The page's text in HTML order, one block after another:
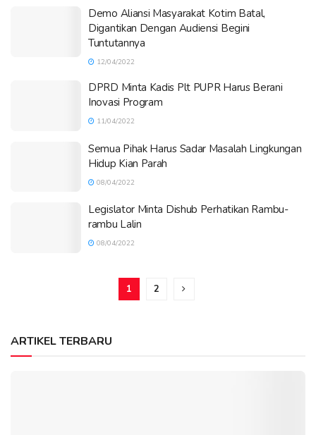
Demo Aliansi Masyarakat Kotim Batal,
Digantikan Dengan Audiensi Begini
Tuntutannya
12/04/2022
DPRD Minta Kadis Plt PUPR Harus Berani
Inovasi Program
11/04/2022
Semua Pihak Harus Sadar Masalah Lingkungan
Hidup Kian Parah
08/04/2022
Legislator Minta Dishub Perhatikan Rambu-
rambu Lalin
08/04/2022
1 2
ARTIKEL TERBARU